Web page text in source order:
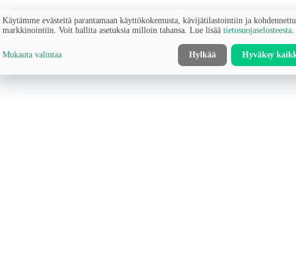
Käytämme evästeitä parantamaan käyttökokemusta, kävijätilastointiin ja
markkinointiin. Voit hallita asetuksia milloin tahansa. Lue lisää tietosuojaselosteesta
Mukauta valintaa Hylkää Hyväksy